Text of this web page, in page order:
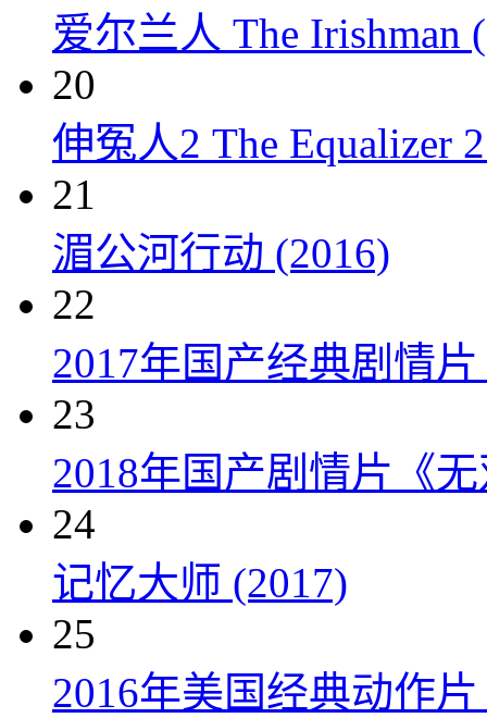
爱尔兰人 The Irishman
20
伸冤人2 The Equalizer
21
湄公河行动 (2016)
22
2017年国产经典剧情
23
2018年国产剧情片《
24
记忆大师 (2017)
25
2016年美国经典动作